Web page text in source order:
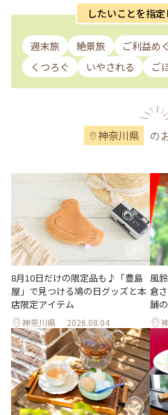
したいことを指
週末旅 絶景旅 ご利益め
くつろぐ
いやされる ご
神奈川県 の
8月10日だけの限定品も♪「豊島
屋」で見つける鳩の日グッズと本
店限定アイテム
神奈川県 2026.08.04
風
倉
舗